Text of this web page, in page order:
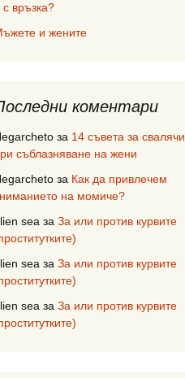
с връзка?
и жените
коментари
за 14 съвета за свалячи
съблазняване на жени
за Как да привлечем
на момиче?
sea за За или против курвите
sea за За или против курвите
sea за За или против курвите